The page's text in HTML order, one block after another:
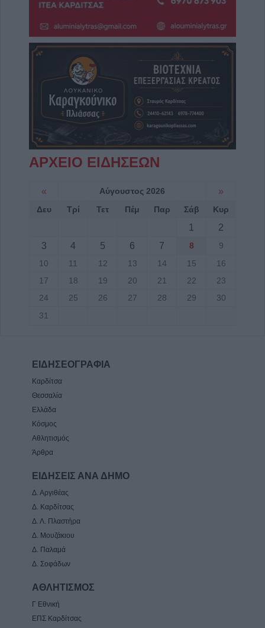
ΑΡΧΕΙΟ ΕΙΔΗΣΕΩΝ
« Αύγουστος 2026 »
Δευ Τρί Τετ Πέμ Παρ Σάβ Κυρ
1
2
3
4 5 6 7 8
9
10
11 12 13 14 15
16
17
18 19 20 21 22
23
24
25 26 27 28 29
30
31
ΕΙΔΗΣΕΟΓΡΑΦΙΑ
Καρδίτσα
Θεσσαλία
Ελλάδα
Κόσμος
Αθλητισμός
Άρθρα
ΕΙΔΗΣΕΙΣ ΑΝΑ ΔΗΜΟ
Δ. Αργιθέας
Δ. Καρδίτσας
Δ. Λ. Πλαστήρα
Δ. Μουζάκιου
Δ. Παλαμά
Δ. Σοφάδων
ΑΘΛΗΤΙΣΜΟΣ
Γ Εθνική
ΕΠΣ Καρδίτσας